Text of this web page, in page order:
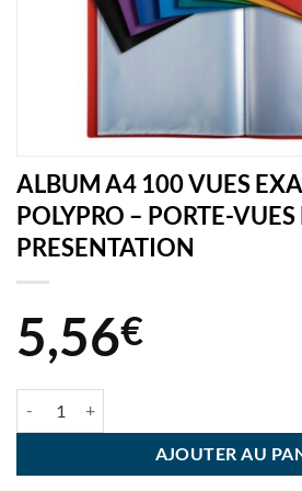
ALBUM A4 100 VUES
POLYPRO – PORTE-VUES
PRESENTATION
5,56€
AJOUTER AU